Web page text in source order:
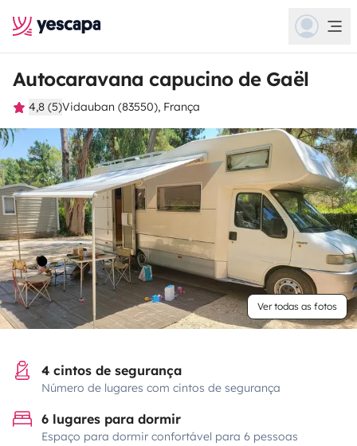
Autocaravana capucino de Gaël
4,8 (5)Vidauban (83550), França
Ver todas as fotos
4 cintos de segurança
Número de lugares com cintos de segurança
6 lugares para dormir
Espaço para dormir confortável para 6 pessoas